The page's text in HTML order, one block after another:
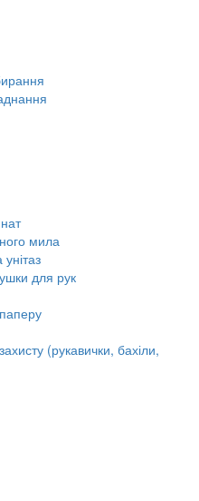
мила
для рук
(рукавички, бахіли,